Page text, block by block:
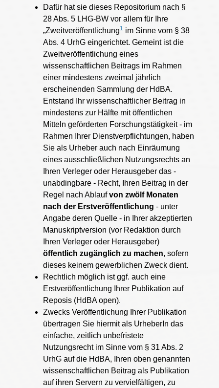
Dafür hat sie dieses Repositorium nach §
28 Abs. 5 LHG-BW vor allem für Ihre
„Zweitveröffentlichung1 im Sinne vom § 38
Abs. 4 UrhG eingerichtet. Gemeint ist die
Zweitveröffentlichung eines
wissenschaftlichen Beitrags im Rahmen
einer mindestens zweimal jährlich
erscheinenden Sammlung der HdBA.
Entstand Ihr wissenschaftlicher Beitrag in
mindestens zur Hälfte mit öffentlichen
Mitteln geförderten Forschungstätigkeit - im
Rahmen Ihrer Dienstverpflichtungen, haben
Sie als Urheber auch nach Einräumung
eines ausschließlichen Nutzungsrechts an
Ihren Verleger oder Herausgeber das -
unabdingbare - Recht, Ihren Beitrag in der
Regel nach Ablaufvon zwölf Monaten
nach der Erstveröffentlichung - unter
Angabe deren Quelle - in Ihrer akzeptierten
Manuskriptversion (vor Redaktion durch
Ihren Verleger oder Herausgeber)
öffentlich zugänglich zu machen, sofern
dieses keinem gewerblichen Zweck dient.
Rechtlich möglich ist ggf. auch eine
Erstveröffentlichung Ihrer Publikation auf
Reposis (HdBA open).
Zwecks Veröffentlichung Ihrer Publikation
übertragen Sie hiermit als UrheberIn das
einfache, zeitlich unbefristete
Nutzungsrecht im Sinne vom § 31 Abs. 2
UrhG auf die HdBA, Ihren oben genannten
wissenschaftlichen Beitrag als Publikation
auf ihren Servern zu vervielfältigen, zu